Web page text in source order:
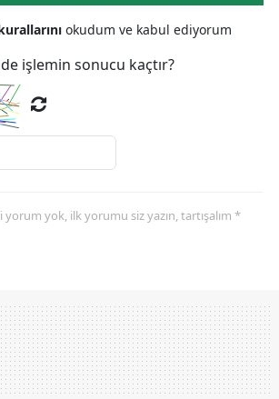
okudum ve kabul ediyorum
işlemin sonucu kaçtır?
yok, ilk yorumu siz yazın, tartışalım *